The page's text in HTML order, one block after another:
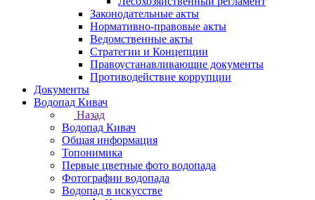
Законодательные акты
Нормативно-правовые акты
Ведомственные акты
Стратегии и Концепции
Правоустанавливающие документы
Противодействие коррупции
Документы
Водопад Кивач
Назад
Водопад Кивач
Общая информация
Топонимика
Первые цветные фото водопада
Фотографии водопада
Водопад в искусстве